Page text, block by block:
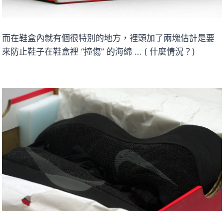
而在鞋盒內就有個很特別的地方，裡頭加了兩塊估計是要
來防止鞋子在鞋盒裡 “撞傷” 的海綿 … ( 什麼情況？)